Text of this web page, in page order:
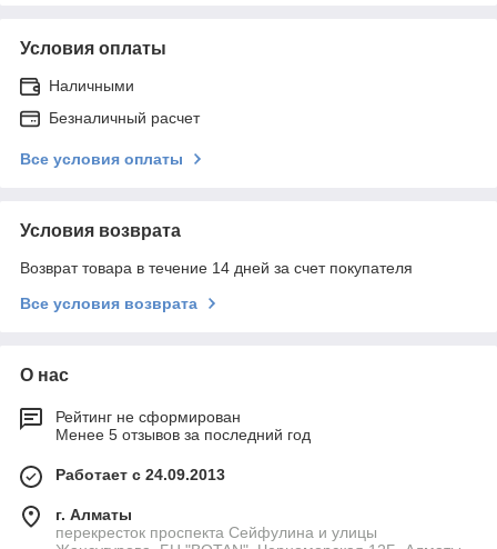
Условия оплаты
Наличными
Безналичный расчет
Все условия оплаты
Условия возврата
Возврат товара в течение 14 дней за счет покупателя
Все условия возврата
О нас
Рейтинг не сформирован
Менее 5 отзывов за последний год
Работает с 24.09.2013
г. Алматы
перекресток проспекта Сейфулина и улицы